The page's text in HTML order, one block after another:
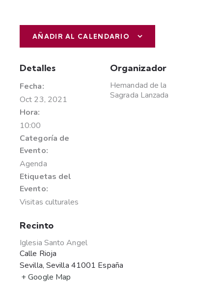
AÑADIR AL CALENDARIO
Detalles
Fecha:
Oct 23, 2021
Hora:
10:00
Categoría de
Evento:
Agenda
Etiquetas del
Evento:
Visitas culturales
Organizador
Hemandad de la
Sagrada Lanzada
Recinto
Iglesia Santo Angel
Calle Rioja
Sevilla, Sevilla 41001 España
+ Google Map